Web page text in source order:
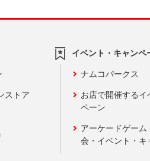
ストア
イベント・キャンペ
ナムコパークス
お店で開催するイ
ペーン
アーケードゲー
会・イベント・キ